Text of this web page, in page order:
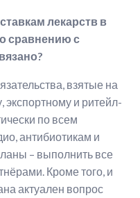
лекарств в
сравнению с
взятые на
экспортному и ритейл-
по всем
антибиотикам и
– выполнить все
Кроме того, и
актуален вопрос